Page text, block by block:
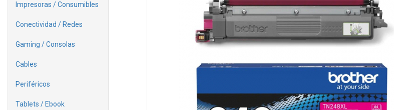
Impresoras / Consumibles
Conectividad / Redes
Gaming / Consolas
Cables
Periféricos
Tablets / Ebook